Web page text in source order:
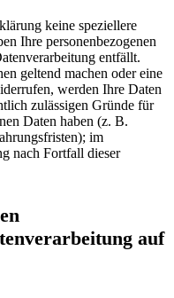
keine speziellere
Ihre personenbezogenen
entfällt.
geltend machen oder eine
werden Ihre Daten
zulässigen Gründe für
Daten haben (z. B.
im
nach Fortfall dieser
auf